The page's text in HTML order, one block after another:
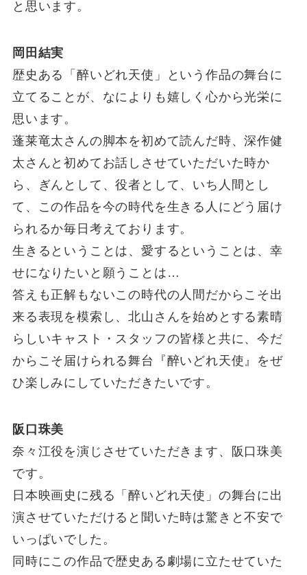
と思います。
岡田結実
歴史ある「醉いどれ天使」という作品の舞台に
立てることが、なによりも嬉しく心から光栄に
思います。
蓬莱竜太さんの脚本を初めて読んだ時、深作健
太さんと初めてお話しさせていただいた時か
ら、ぎんとして、役者として、いち人間とし
て、この作品を今の時代を生きる人にどう届け
られるか毎日考えております。
生きるということは、愛するということは、幸
せになりたいと願うことは…
答えも正解もないこの時代の人間だからこそ出
来る表現を模索し、北山さんを始めとする素晴
らしいキャスト・スタッフの皆様と共に、今だ
からこそ届けられる舞台『醉いどれ天使』をぜ
ひ楽しみにしていただきたいです。
阪口珠美
奈々江役を演じさせていただきます、阪口珠美
です。
日本映画史に残る「醉いどれ天使」の舞台に出
演させていただけると聞いた時は驚きと不安で
いっぱいでした。
同時にこの作品で歴史ある劇場に立たせていた